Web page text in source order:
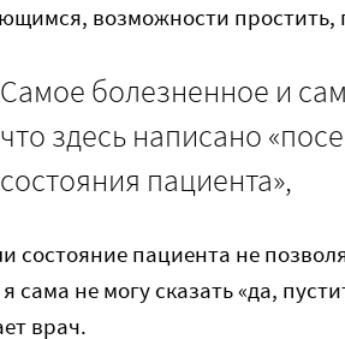
возможности
Самое болезненное и
что здесь написано
состояния пациента»,
состояние пациента не
сама не могу сказать «да,
врач.